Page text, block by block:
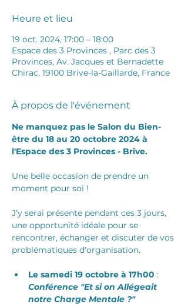
Heure et lieu
19 oct. 2024, 17:00 – 18:00
Espace des 3 Provinces , Parc des 3
Provinces, Av. Jacques et Bernadette
Chirac, 19100 Brive-la-Gaillarde, France
À propos de l'événement
Ne manquez pas le Salon du Bien-
être du 18 au 20 octobre 2024 à
l'Espace des 3 Provinces - Brive.
Une belle occasion de prendre un
moment pour soi !
J’y serai présente pendant ces 3 jours,
une opportunité idéale pour se
rencontrer, échanger et discuter de vos
problématiques d'organisation.
Le samedi 19 octobre à 17h00 :
Conférence "Et si on Allégeait
notre Charge Mentale ?"